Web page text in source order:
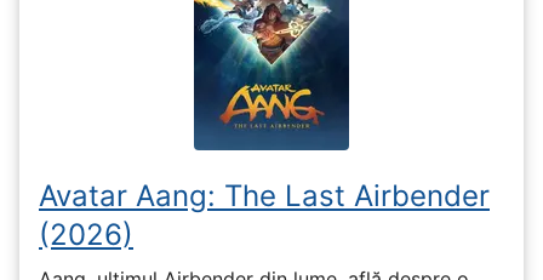
Avatar Aang: The Last Airbender
(2026)